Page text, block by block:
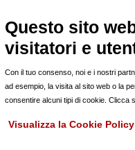
PROFILI
modelli
fotografi pro
fotoamatori
hairstylist
stylist
RSS
Questo sito
visitatori e
Con il tuo consenso, noi e i nostri
ad esempio, la visita al sito web o la
consentire alcuni tipi di cookie. Clicca
Visualizza la Cookie